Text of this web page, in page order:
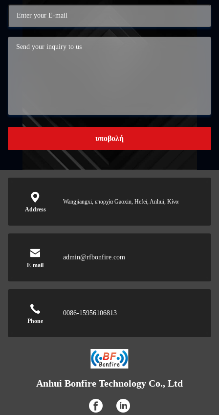
υποβολή
Address
Wangjiangxi, επαρχία Gaoxin, Hefei, Anhui, Κίνα
E-mail
admin@rfbonfire.com
Phone
0086-15956106813
Anhui Bonfire Technology Co., Ltd